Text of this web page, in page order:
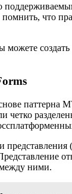
что
четко
ними.